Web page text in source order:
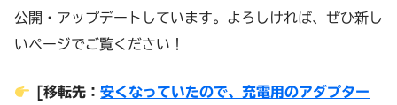
公開・アップデートしています。よろしければ、ぜひ新し
いページでご覧ください！
[移転先：安くなっていたので、充電用のアダプター